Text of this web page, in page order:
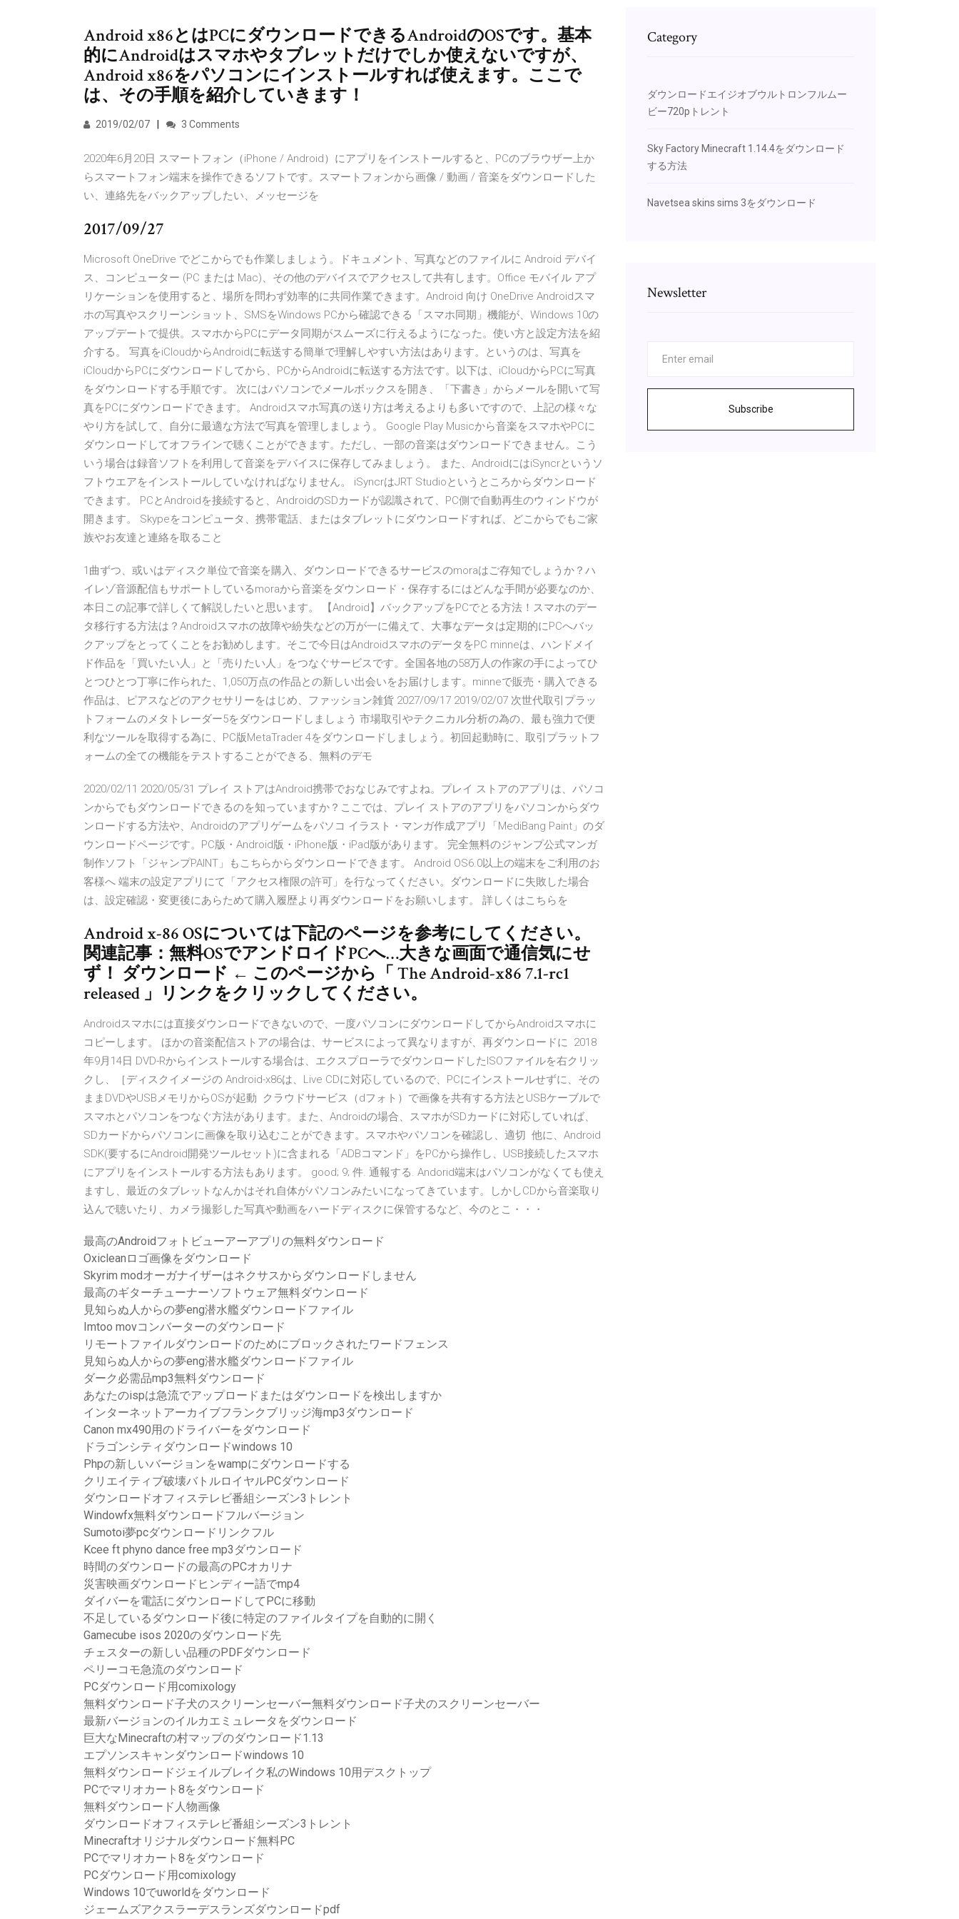
Android x86とはPCにダウンロードできるAndroidのOSです。基本
的にAndroidはスマホやタブレットだけでしか使えないですが、
Android x86をパソコンにインストールすれば使えます。ここで
は、その手順を紹介していきます！
2019/02/07 3 Comments
2020年6月20日 スマートフォン（iPhone / Android）にアプリをインストールすると、PCのブラウザー上か
らスマートフォン端末を操作できるソフトです。スマートフォンから画像 / 動画 / 音楽をダウンロードした
い、連絡先をバックアップしたい、メッセージを
2017/09/27
Microsoft OneDrive でどこからでも作業しましょう。ドキュメント、写真などのファイルに Android デバイ
ス、コンピューター (PC または Mac)、その他のデバイスでアクセスして共有します。Office モバイル アプ
リケーションを使用すると、場所を問わず効率的に共同作業できます。Android 向け OneDrive Androidスマ
ホの写真やスクリーンショット、SMSをWindows PCから確認できる「スマホ同期」機能が、Windows 10の
アップデートで提供。スマホからPCにデータ同期がスムーズに行えるようになった。使い方と設定方法を紹
介する。 写真をiCloudからAndroidに転送する簡単で理解しやすい方法はあります。というのは、写真を
iCloudからPCにダウンロードしてから、PCからAndroidに転送する方法です。以下は、iCloudからPCに写真
をダウンロードする手順です。 次にはパソコンでメールボックスを開き、「下書き」からメールを開いて写
真をPCにダウンロードできます。 Androidスマホ写真の送り方は考えるよりも多いですので、上記の様々な
やり方を試して、自分に最適な方法で写真を管理しましょう。 Google Play Musicから音楽をスマホやPCに
ダウンロードしてオフラインで聴くことができます。ただし、一部の音楽はダウンロードできません。こう
いう場合は録音ソフトを利用して音楽をデバイスに保存してみましょう。 また、AndroidにはiSyncrというソ
フトウエアをインストールしていなければなりません。 iSyncrはJRT Studioというところからダウンロード
できます。 PCとAndroidを接続すると、AndroidのSDカードが認識されて、PC側で自動再生のウィンドウが
開きます。 Skypeをコンピュータ、携帯電話、またはタブレットにダウンロードすれば、どこからでもご家
族やお友達と連絡を取ること
1曲ずつ、或いはディスク単位で音楽を購入、ダウンロードできるサービスのmoraはご存知でしょうか？ハ
イレゾ音源配信もサポートしているmoraから音楽をダウンロード・保存するにはどんな手間が必要なのか、
本日この記事で詳しくて解説したいと思います。 【Android】バックアップをPCでとる方法！スマホのデー
タ移行する方法は？Androidスマホの故障や紛失などの万が一に備えて、大事なデータは定期的にPCへバッ
クアップをとってくことをお勧めします。そこで今日はAndroidスマホのデータをPC minneは、ハンドメイ
ド作品を「買いたい人」と「売りたい人」をつなぐサービスです。全国各地の58万人の作家の手によってひ
とつひとつ丁寧に作られた、1,050万点の作品との新しい出会いをお届けします。minneで販売・購入できる
作品は、ピアスなどのアクセサリーをはじめ、ファッション雑貨 2027/09/17 2019/02/07 次世代取引プラッ
トフォームのメタトレーダー5をダウンロードしましょう 市場取引やテクニカル分析の為の、最も強力で便
利なツールを取得する為に、PC版MetaTrader 4をダウンロードしましょう。初回起動時に、取引プラットフ
ォームの全ての機能をテストすることができる、無料のデモ
2020/02/11 2020/05/31 プレイ ストアはAndroid携帯でおなじみですよね。プレイ ストアのアプリは、パソコ
ンからでもダウンロードできるのを知っていますか？ここでは、プレイ ストアのアプリをパソコンからダウ
ンロードする方法や、Androidのアプリゲームをパソコ イラスト・マンガ作成アプリ「MediBang Paint」のダ
ウンロードページです。PC版・Android版・iPhone版・iPad版があります。 完全無料のジャンプ公式マンガ
制作ソフト「ジャンプPAINT」もこちらからダウンロードできます。 Android OS6.0以上の端末をご利用のお
客様へ 端末の設定アプリにて「アクセス権限の許可」を行なってください。ダウンロードに失敗した場合
は、設定確認・変更後にあらためて購入履歴より再ダウンロードをお願いします。 詳しくはこちらを
Android x-86 OSについては下記のページを参考にしてください。
関連記事：無料OSでアンドロイドPCへ…大きな画面で通信気にせ
ず！ ダウンロード ← このページから「 The Android-x86 7.1-rc1
released 」リンクをクリックしてください。
Androidスマホには直接ダウンロードできないので、一度パソコンにダウンロードしてからAndroidスマホに
コピーします。 ほかの音楽配信ストアの場合は、サービスによって異なりますが、再ダウンロードに 2018
年9月14日 DVD-Rからインストールする場合は、エクスプローラでダウンロードしたISOファイルを右クリッ
クし、［ディスクイメージの Android-x86は、Live CDに対応しているので、PCにインストールせずに、その
ままDVDやUSBメモリからOSが起動 クラウドサービス（dフォト）で画像を共有する方法とUSBケーブルで
スマホとパソコンをつなぐ方法があります。また、Androidの場合、スマホがSDカードに対応していれば、
SDカードからパソコンに画像を取り込むことができます。スマホやパソコンを確認し、適切 他に、Android
SDK(要するにAndroid開発ツールセット)に含まれる「ADBコマンド」をPCから操作し、USB接続したスマホ
にアプリをインストールする方法もあります。 good; 9; 件. 通報する. Andorid端末はパソコンがなくても使え
ますし、最近のタブレットなんかはそれ自体がパソコンみたいになってきています。しかしCDから音楽取り
込んで聴いたり、カメラ撮影した写真や動画をハードディスクに保管するなど、今のとこ・・・
最高のAndroidフォトビューアーアプリの無料ダウンロード
Oxicleanロゴ画像をダウンロード
Skyrim modオーガナイザーはネクサスからダウンロードしません
最高のギターチューナーソフトウェア無料ダウンロード
見知らぬ人からの夢eng潜水艦ダウンロードファイル
Imtoo movコンバーターのダウンロード
リモートファイルダウンロードのためにブロックされたワードフェンス
見知らぬ人からの夢eng潜水艦ダウンロードファイル
ダーク必需品mp3無料ダウンロード
あなたのispは急流でアップロードまたはダウンロードを検出しますか
インターネットアーカイブフランクブリッジ海mp3ダウンロード
Canon mx490用のドライバーをダウンロード
ドラゴンシティダウンロードwindows 10
Phpの新しいバージョンをwampにダウンロードする
クリエイティブ破壊バトルロイヤルPCダウンロード
ダウンロードオフィステレビ番組シーズン3トレント
Windowfx無料ダウンロードフルバージョン
Sumotoi夢pcダウンロードリンクフル
Kcee ft phyno dance free mp3ダウンロード
時間のダウンロードの最高のPCオカリナ
災害映画ダウンロードヒンディー語でmp4
ダイバーを電話にダウンロードしてPCに移動
不足しているダウンロード後に特定のファイルタイプを自動的に開く
Gamecube isos 2020のダウンロード先
チェスターの新しい品種のPDFダウンロード
ペリーコモ急流のダウンロード
PCダウンロード用comixology
無料ダウンロード子犬のスクリーンセーバー無料ダウンロード子犬のスクリーンセーバー
最新バージョンのイルカエミュレータをダウンロード
巨大なMinecraftの村マップのダウンロード1.13
エプソンスキャンダウンロードwindows 10
無料ダウンロードジェイルブレイク私のWindows 10用デスクトップ
PCでマリオカート8をダウンロード
無料ダウンロード人物画像
ダウンロードオフィステレビ番組シーズン3トレント
Minecraftオリジナルダウンロード無料PC
PCでマリオカート8をダウンロード
PCダウンロード用comixology
Windows 10でuworldをダウンロード
ジェームズアクスラーデスランズダウンロードpdf
Category
ダウンロードエイジオブウルトロンフルムー
ビー720pトレント
Sky Factory Minecraft 1.14.4をダウンロード
する方法
Navetsea skins sims 3をダウンロード
Newsletter
Subscribe